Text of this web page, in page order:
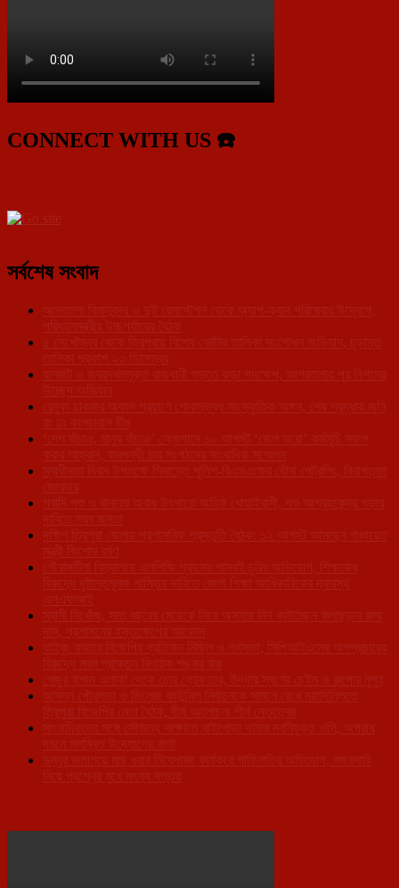
CONNECT WITH US ☎️
সর্বশেষ সংবাদ
আগরতলা বিমানবন্দর ও দুই রেলস্টেশন থেকে অ্যাপ-ক্যাব পরিষেবার উদ্যোগ,
পরিবহনমন্ত্রীর উচ্চপর্যায়ের বৈঠক
৫ সেপ্টেম্বর থেকে ত্রিপুরায় বিশেষ ভোটার তালিকা সংশোধন অভিযান, চূড়ান্ত
তালিকা প্রকাশ ২৩ ডিসেম্বর
যানজট ও জবরদখলমুক্ত রাজধানী গড়তে কড়া পদক্ষেপ, আগরতলায় পুর নিগমের
উচ্ছেদ অভিযান
রেনুকা চাকমার অকাল প্রয়াণে শোকস্তব্ধ সাংস্কৃতিক অঙ্গন, শেষ শ্রদ্ধায় জুনি
রং ঢং কালচারাল টিম
‘দেশ বাঁচাও, মানুষ বাঁচাও’ স্লোগানে ১০ আগস্ট ‘জেল ভরো’ কর্মসূচি সফল
করার আহ্বান, বামপন্থী চার সংগঠনের সাংবাদিক সম্মেলন
স্বাধীনতা দিবস উপলক্ষে সিমান্তে পুলিশ-বিএসএফের যৌথ পেট্রলিং, নিরাপত্তা
জোরদার
গবাদি পশু ও বানরের অবাধ উৎপাতে অতিষ্ঠ খোয়াইবাসী, পশু আশ্রয়কেন্দ্র গড়ার
দাবিতে সরব জনতা
দক্ষিণ ত্রিপুরা জেলায় প্রশাসনিক প্রস্তুতি বৈঠক: ১২ আগস্ট আসছেন পঞ্চায়েত
মন্ত্রী কিশোর বর্মণ
গৌরাঙ্গটিলা বিদ্যালয়ে এলপিজি গ্যাসের পাসবই চুরির অভিযোগ, শিক্ষকের
বিরুদ্ধে দৃষ্টান্তমূলক শাস্তির দাবিতে জেলা শিক্ষা আধিকারিকের দ্বারস্থ
এসএফআই
স্বামী নিখোঁজ, সাত বছরের মেয়েকে নিয়ে অসহায় দিন কাটাচ্ছেন কলাছড়ার রুমা
দাস, প্রশাসনের হস্তক্ষেপের আবেদন
থাইবুং বাজারে বিজেপির প্রতিবাদ মিছিল ও পথসভা, সিপিআইএমের অপপ্রচারের
বিরুদ্ধে সরব প্রাক্তন বিধায়ক শঙ্কর রায়
খেজুর বাগান এলাকা থেকে চোর গ্রেফতার, উদ্ধার স্বর্ণের চেইন ও রুপোর নূপুর
আসন্ন পৌরসভা ও ভিলেজ কাউন্সিল নির্বাচনকে সামনে রেখে নয়াদিল্লিতে
ত্রিপুরা বিজেপির মেগা বৈঠক, দীর্ঘ আলোচনা শীর্ষ নেতৃত্বের
সাংবাদিকদের সঙ্গে সৌজন্য সাক্ষাতে বাইখোড়া থানার নবনিযুক্ত ওসি, অপরাধ
দমনে সমন্বিত উদ্যোগের বার্তা
ডুম্বুর জলাশয়ে মাছ ধরার নিষেধাজ্ঞা কার্যকরে গাফিলতির অভিযোগ, নজরদারি
নিয়ে প্রশ্নের মুখে মৎস্য দপ্তর